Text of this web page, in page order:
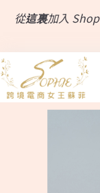
從這裏加入